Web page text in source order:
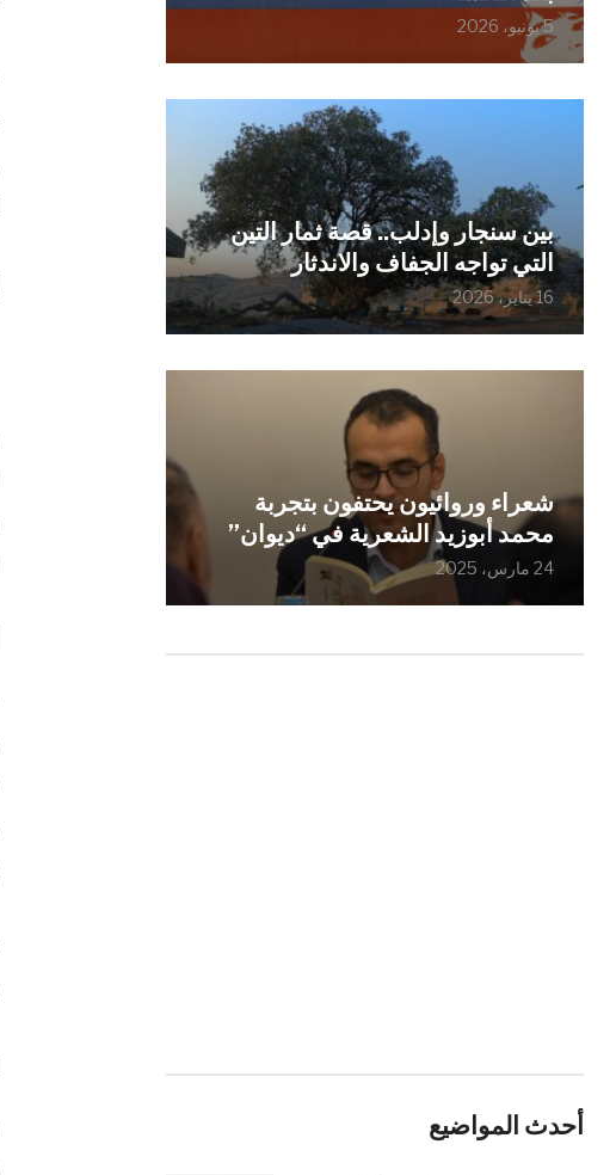
5 يونيو، 2026
بين سنجار وإدلب.. قصة ثمار التين
التي تواجه الجفاف والاندثار
16 يناير، 2026
شعراء وروائيون يحتفون بتجربة
محمد أبوزيد الشعرية في “ديوان”
24 مارس، 2025
أحدث المواضيع